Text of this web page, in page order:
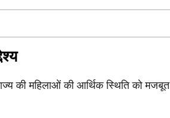
की महिलाओं की आर्थिक स्थिति को मजबूत